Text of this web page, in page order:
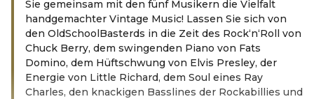
Sie gemeinsam mit den fünf Musikern die Vielfalt
handgemachter Vintage Music! Lassen Sie sich von
den OldSchoolBasterds in die Zeit des Rock‘n‘Roll von
Chuck Berry, dem swingenden Piano von Fats
Domino, dem Hüftschwung von Elvis Presley, der
Energie von Little Richard, dem Soul eines Ray
Charles, den knackigen Basslines der Rockabillies und